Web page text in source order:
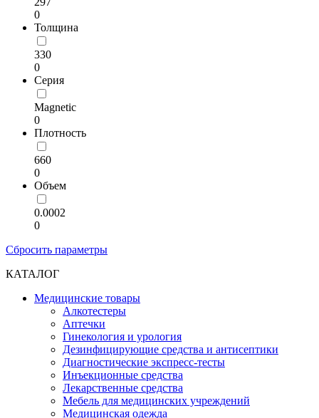
0
Толщина
330
0
Серия
Magnetic
0
Плотность
660
0
Объем
0.0002
0
Сбросить параметры
КАТАЛОГ
Медицинские товары
Алкотестеры
Аптечки
Гинекология и урология
Дезинфицирующие средства и антисептики
Диагностические экспресс-тесты
Инъекционные средства
Лекарственные средства
Мебель для медицинских учреждений
Медицинская одежда